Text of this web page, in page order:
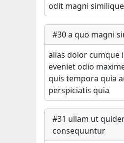
odit magni
#30a quo magni
alias dolor cumque
eveniet odio
quis tempora quia
perspiciatis quia
#31 ullam ut
consequuntur